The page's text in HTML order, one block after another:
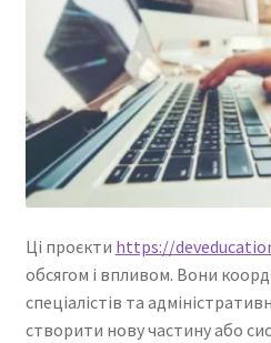
Ці проєкти https://
обсягом і впливом. Вони
спеціалістів та
створити нову частину або